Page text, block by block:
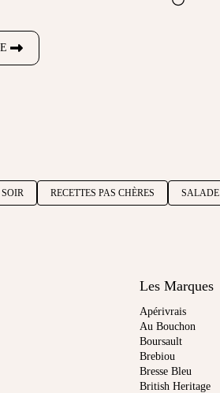
RECETTES PAS CHÈRES SALADE
Les Marques
Apérivrais
Au Bouchon
Boursault
Brebiou
Bresse Bleu
British Heritage